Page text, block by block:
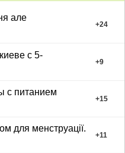
але
+24
с 5-
+9
с питанием
+15
для менструації.
+11